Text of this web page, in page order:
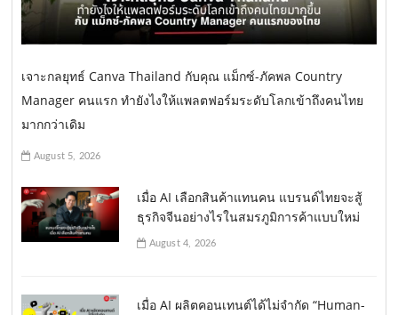
เจาะกลยุทธ์ Canva Thailand กับคุณ แม็กซ์-ภัคพล Country
Manager คนแรก ทำยังไงให้แพลตฟอร์มระดับโลกเข้าถึงคนไทย
มากกว่าเดิม
August 5, 2026
เมื่อ AI เลือกสินค้าแทนคน แบรนด์ไทยจะสู้
ธุรกิจจีนอย่างไรในสมรภูมิการค้าแบบใหม่
August 4, 2026
เมื่อ AI ผลิตคอนเทนต์ได้ไม่จำกัด “Human-